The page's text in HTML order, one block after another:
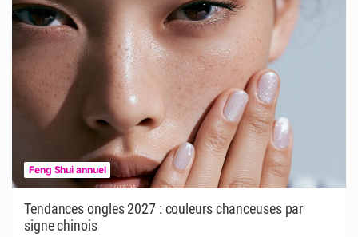
Feng Shui annuel
Tendances ongles 2027 : couleurs chanceuses par
signe chinois